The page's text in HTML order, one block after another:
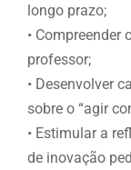
longo prazo;
•
professor;
• Desenvolver
sobre o “agir
• Estimular a
de inovação